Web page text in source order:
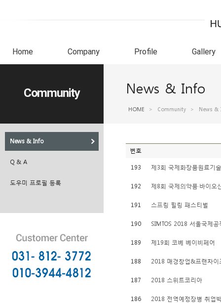
Home Company Profile Gallery
Community
News & Info
Q & A
도우미 프로필 등록
News & Info
HOME > Community > News &
번호
193 제3회 국제화장품원료기
192 제8회 국제의약품·바이오
191 스프링 힐링 패스티벌
190 SIMTOS 2018 서울국제공
189 제19회 코베 베이비페어
188 2018 매경창업&프랜차이
187 2018 스위트코리아
186 2018 전역예정장병 취업